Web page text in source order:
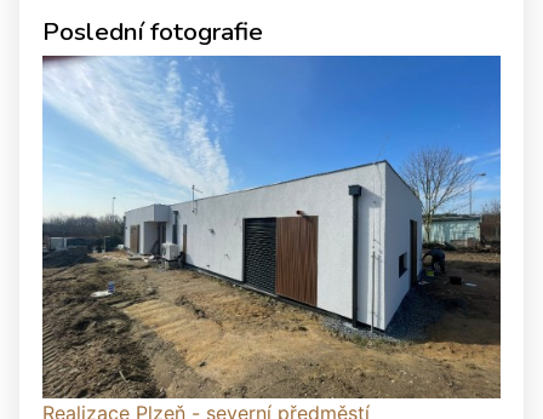
Poslední fotografie
Realizace Plzeň - severní předměstí